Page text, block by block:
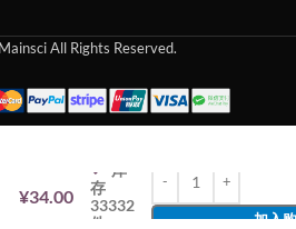
All Rights Reserved.
¥34.00
库
存
33332
件
加入